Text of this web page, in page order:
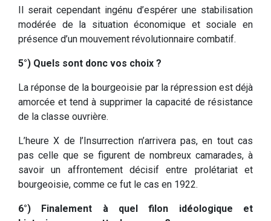
Il serait cependant ingénu d’espérer une stabilisation
modérée de la situation économique et sociale en
présence d’un mouvement révolutionnaire combatif.
5°) Quels sont donc vos choix ?
La réponse de la bourgeoisie par la répression est déjà
amorcée et tend à supprimer la capacité de résistance
de la classe ouvrière.
L’heure X de l’Insurrection n’arrivera pas, en tout cas
pas celle que se figurent de nombreux camarades, à
savoir un affrontement décisif entre prolétariat et
bourgeoisie, comme ce fut le cas en 1922.
6°) Finalement à quel filon idéologique et